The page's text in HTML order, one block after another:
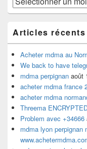
Articles récents
Acheter mdma au
We back to have
mdma perpignan août
acheter mdma france
acheter mdma
Threema
Problem avec +34666
mdma lyon perpignan